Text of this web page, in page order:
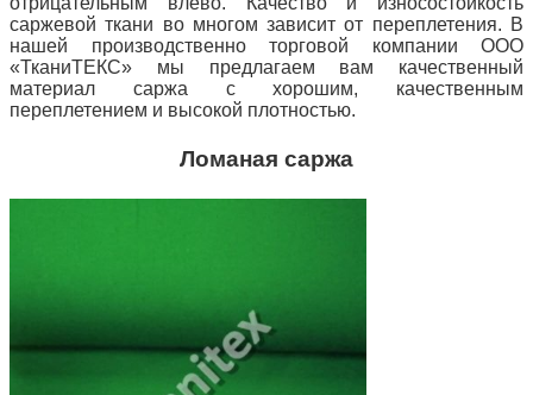
саржевой ткани во многом зависит от переплетения. В
нашей производственно торговой компании ООО
«ТканиТЕКС» мы предлагаем вам качественный
материал саржа с хорошим, качественным
переплетением и высокой плотностью.
Ломаная саржа